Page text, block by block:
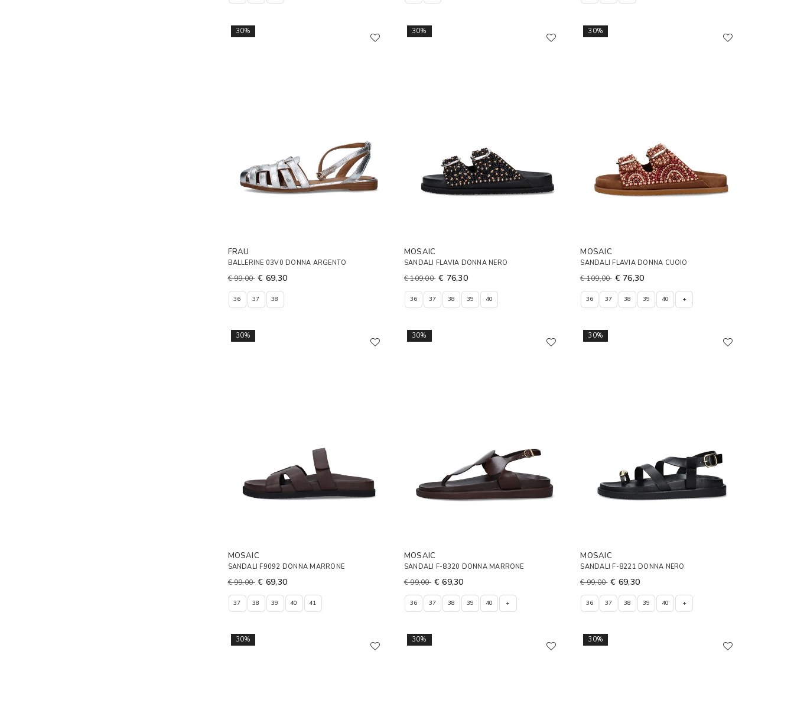
30%
FRAU
BALLERINE 03V0 DONNA ARGENTO
€ 99,00 € 69,30
36 37 38
30%
MOSAIC
SANDALI FLAVIA DONNA NERO
€ 109,00 € 76,30
36 37 38 39 40
30%
MOSAIC
SANDALI FLAVIA DONNA CUOIO
€ 109,00 € 76,30
36 37 38 39 40 +
30%
MOSAIC
SANDALI F9092 DONNA MARRONE
€ 99,00 € 69,30
37 38 39 40 41
30%
MOSAIC
SANDALI F-8320 DONNA MARRONE
€ 99,00 € 69,30
36 37 38 39 40 +
30%
MOSAIC
SANDALI F-8221 DONNA NERO
€ 99,00 € 69,30
36 37 38 39 40 +
30% 30% 30%